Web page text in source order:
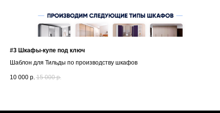
#3 Шкафы-купе под ключ
Шаблон для Тильды по производству шкафов
10 000 р. 15 000 р.